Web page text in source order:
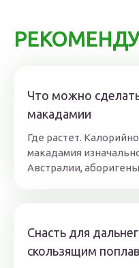
Что можно
макадамии
Где растет.
макадамия
Австралии,
Снасть для
скользящим